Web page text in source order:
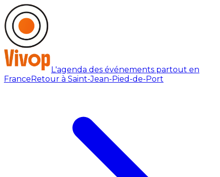
L'agenda des événements partout en
FranceRetour à Saint-Jean-Pied-de-Port